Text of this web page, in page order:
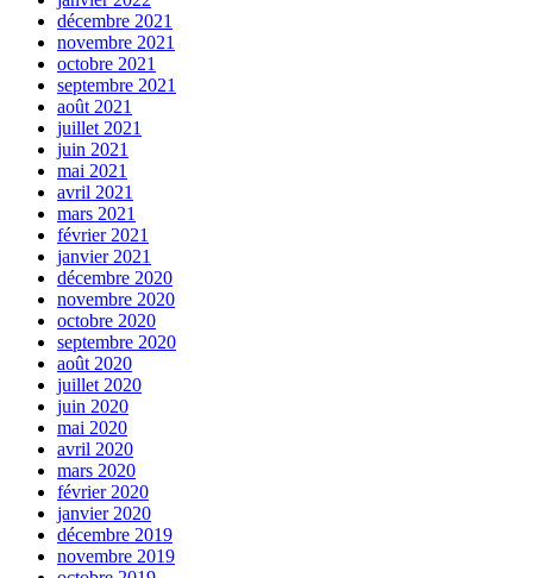
décembre 2021
novembre 2021
octobre 2021
septembre 2021
août 2021
juillet 2021
juin 2021
mai 2021
avril 2021
mars 2021
février 2021
janvier 2021
décembre 2020
novembre 2020
octobre 2020
septembre 2020
août 2020
juillet 2020
juin 2020
mai 2020
avril 2020
mars 2020
février 2020
janvier 2020
décembre 2019
novembre 2019